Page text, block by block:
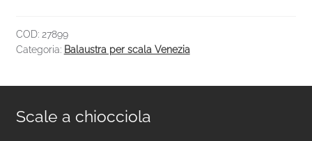
COD: 27899
Categoria: Balaustra per scala Venezia
Scale a chiocciola